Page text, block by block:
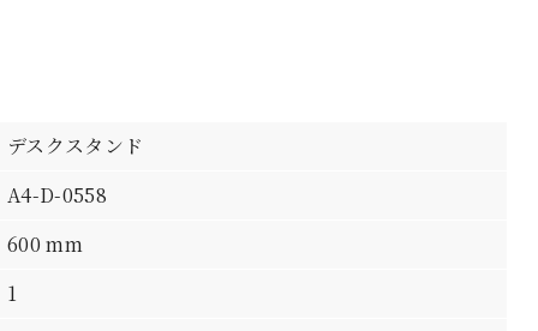
デスクスタンド
A4-D-0558
600 mm
1